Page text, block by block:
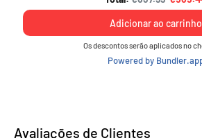
Os descontos serão aplicados no
Powered by
Avaliações de Clientes